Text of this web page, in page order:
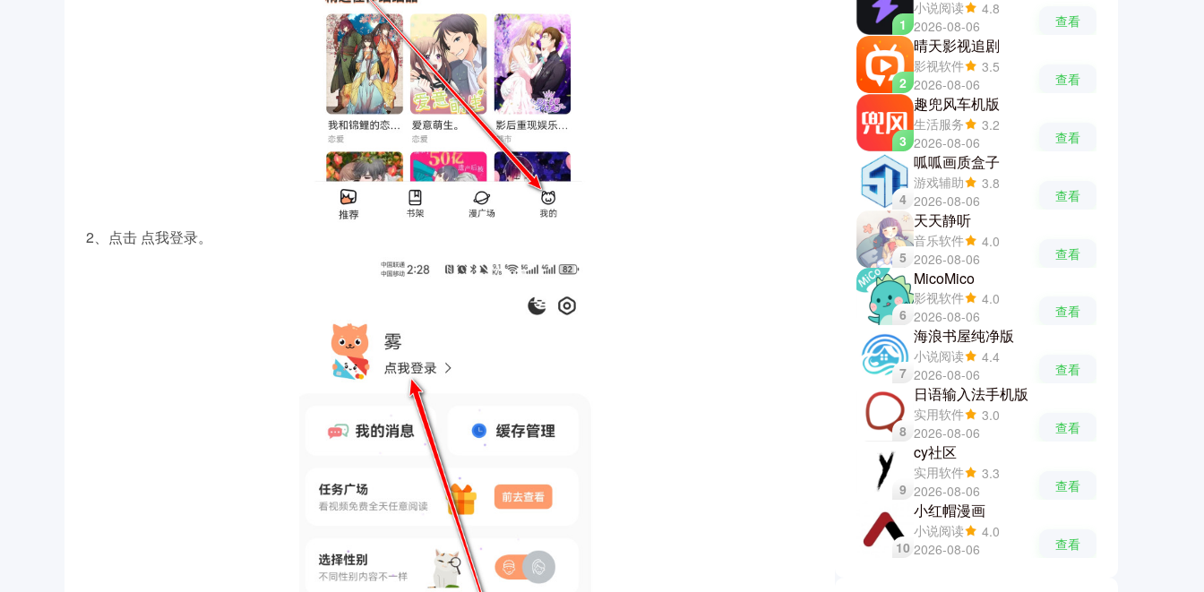
2、点击 点我登录。
1
小说阅读
4.8
2026-08-06
查看
2
晴天影视追剧
影视软件
3.5
2026-08-06
查看
3
趣兜风车机版
生活服务
3.2
2026-08-06
查看
4
呱呱画质盒子
游戏辅助
3.8
2026-08-06
查看
5
天天静听
音乐软件
4.0
2026-08-06
查看
6
MicoMico
影视软件
4.0
2026-08-06
查看
7
海浪书屋纯净版
小说阅读
4.4
2026-08-06
查看
8
日语输入法手机版
实用软件
3.0
2026-08-06
查看
9
cy社区
实用软件
3.3
2026-08-06
查看
10
小红帽漫画
小说阅读
4.0
2026-08-06
查看